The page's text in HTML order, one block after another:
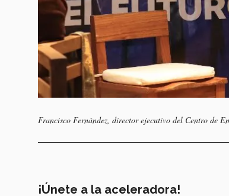
Francisco Fernández, director ejecutivo del Centro de
¡Únete a la aceleradora!